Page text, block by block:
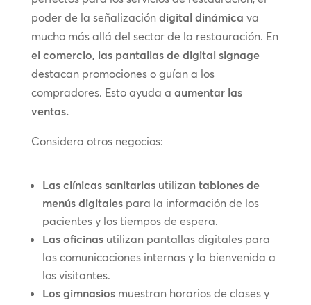
poder de la señalización digital dinámica va
mucho más allá del sector de la restauración. En
el comercio, las pantallas de digital signage
destacan promociones o guían a los
compradores. Esto ayuda a aumentar las
ventas.
Considera otros negocios:
Las clínicas sanitariasutilizan tablones de
menús digitalespara la información de los
pacientes y los tiempos de espera.
Las oficinasutilizan pantallas digitales para
las comunicaciones internas y la bienvenida a
los visitantes.
Los gimnasiosmuestran horarios de clases y